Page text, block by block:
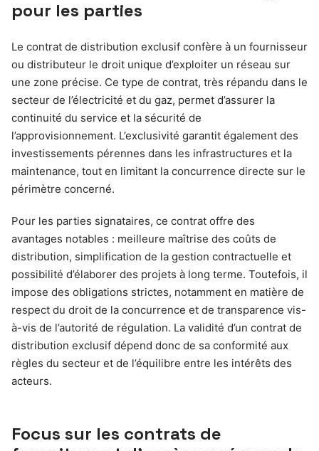
pour les parties
Le contrat de distribution exclusif confère à un fournisseur
ou distributeur le droit unique d’exploiter un réseau sur
une zone précise. Ce type de contrat, très répandu dans le
secteur de l’électricité et du gaz, permet d’assurer la
continuité du service et la sécurité de
l’approvisionnement. L’exclusivité garantit également des
investissements pérennes dans les infrastructures et la
maintenance, tout en limitant la concurrence directe sur le
périmètre concerné.
Pour les parties signataires, ce contrat offre des
avantages notables : meilleure maîtrise des coûts de
distribution, simplification de la gestion contractuelle et
possibilité d’élaborer des projets à long terme. Toutefois, il
impose des obligations strictes, notamment en matière de
respect du droit de la concurrence et de transparence vis-
à-vis de l’autorité de régulation. La validité d’un contrat de
distribution exclusif dépend donc de sa conformité aux
règles du secteur et de l’équilibre entre les intérêts des
acteurs.
Focus sur les contrats de